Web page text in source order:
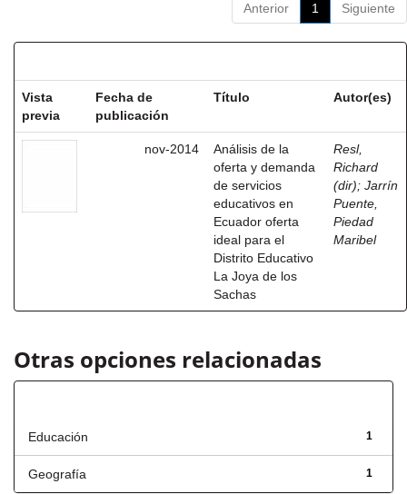
Anterior 1 Siguiente
Vista
previa
Fecha de
publicación
Título Autor(es)
nov-2014
Análisis de la
oferta y demanda
de servicios
educativos en
Ecuador oferta
ideal para el
Distrito Educativo
La Joya de los
Sachas
Resl,
Richard
(dir); Jarrín
Puente,
Piedad
Maribel
Otras opciones relacionadas
1
Educación
1
Geografía